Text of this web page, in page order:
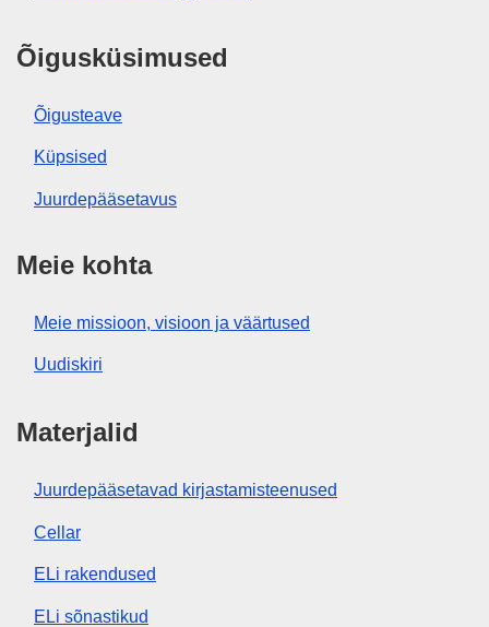
Õigusküsimused
Õigusteave
Küpsised
Juurdepääsetavus
Meie kohta
Meie missioon, visioon ja väärtused
Uudiskiri
Materjalid
Juurdepääsetavad kirjastamisteenused
Cellar
ELi rakendused
ELi sõnastikud